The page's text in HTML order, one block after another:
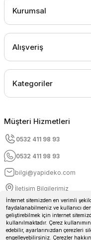
İnternet sitemizden en verimli
faydalanabilmeniz ve kullanıcı
geliştirebilmek için internet
kullanılmaktadır. Çerez
edebilir, ayarlarınızdan çerezleri
engelleyebilirsiniz. Çerezler
Kurumsal
Alışveriş
Kategoriler
Müşteri Hizmetleri
0532 411 98 93
0532 411 98 93
bilgi@yapideko.com
İletişim Bilgilerimiz